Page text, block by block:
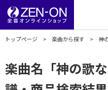
トップページ 楽曲から探す 神
楽曲名「神の歌